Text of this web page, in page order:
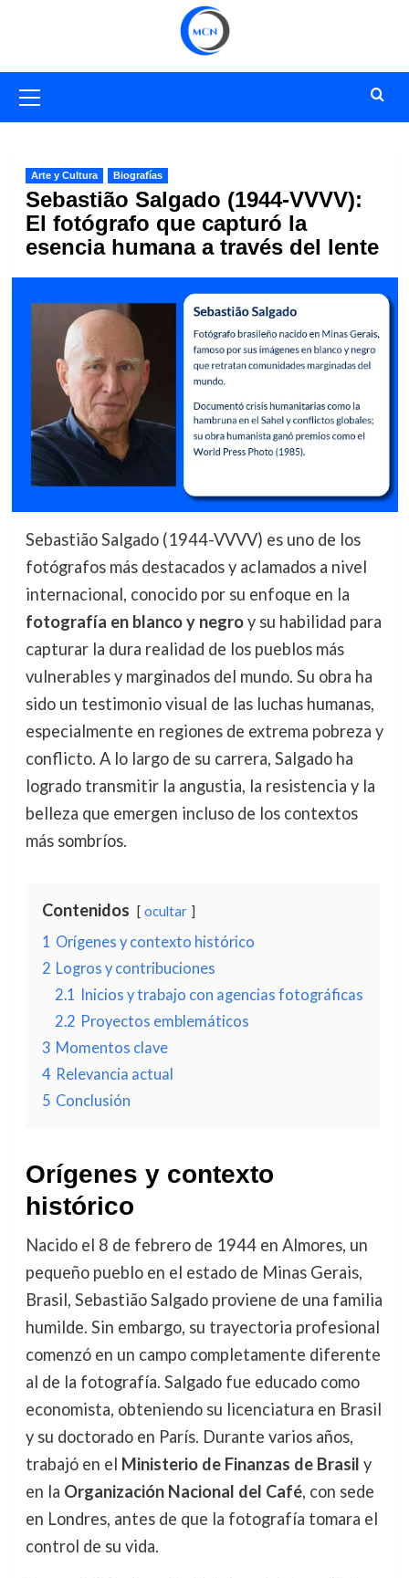
primario
Arte y Cultura Biografías
Sebastião Salgado (1944-VVVV):
El fotógrafo que capturó la
esencia humana a través del lente
Sebastião Salgado (1944-VVVV) es uno de los
fotógrafos más destacados y aclamados a nivel
internacional, conocido por su enfoque en la
fotografía en blanco y negroy su habilidad para
capturar la dura realidad de los pueblos más
vulnerables y marginados del mundo. Su obra ha
sido un testimonio visual de las luchas humanas,
especialmente en regiones de extrema pobreza y
conflicto. A lo largo de su carrera, Salgado ha
logrado transmitir la angustia, la resistencia y la
belleza que emergen incluso de los contextos
más sombríos.
Contenidos ocultar
1 Orígenes y contexto histórico
2 Logros y contribuciones
2.1 Inicios y trabajo con agencias fotográficas
2.2 Proyectos emblemáticos
3 Momentos clave
4 Relevancia actual
5 Conclusión
Orígenes y contexto
histórico
Nacido el 8 de febrero de 1944 en Almores, un
pequeño pueblo en el estado de Minas Gerais,
Brasil, Sebastião Salgado proviene de una familia
humilde. Sin embargo, su trayectoria profesional
comenzó en un campo completamente diferente
al de la fotografía. Salgado fue educado como
economista, obteniendo su licenciatura en Brasil
y su doctorado en París. Durante varios años,
trabajó en el Ministerio de Finanzas de Brasil y
en la Organización Nacional del Café, con sede
en Londres, antes de que la fotografía tomara el
control de su vida.